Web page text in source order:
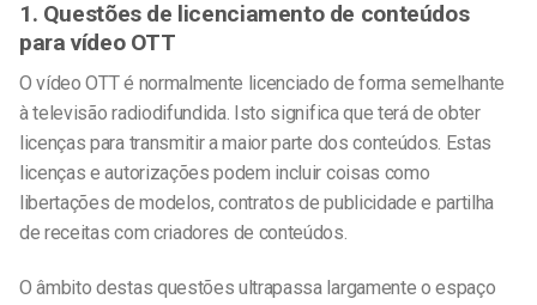
1. Questões de licenciamento de conteúdos
para vídeo OTT
O vídeo OTT é normalmente licenciado de forma semelhante
à televisão radiodifundida. Isto significa que terá de obter
licenças para transmitir a maior parte dos conteúdos. Estas
licenças e autorizações podem incluir coisas como
libertações de modelos, contratos de publicidade e partilha
de receitas com criadores de conteúdos.
O âmbito destas questões ultrapassa largamente o espaço